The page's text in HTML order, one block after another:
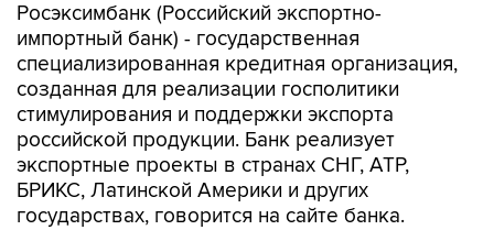
Росэксимбанк (Российский экспортно-
импортный банк) - государственная
специализированная кредитная организация,
созданная для реализации госполитики
стимулирования и поддержки экспорта
российской продукции. Банк реализует
экспортные проекты в странах СНГ, АТР,
БРИКС, Латинской Америки и других
государствах, говорится на сайте банка.